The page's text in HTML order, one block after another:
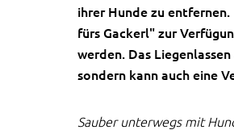
ihrer Hunde zu
fürs Gackerl" zur
werden. Das
sondern kann auch eine
Sauber unterwegs mit